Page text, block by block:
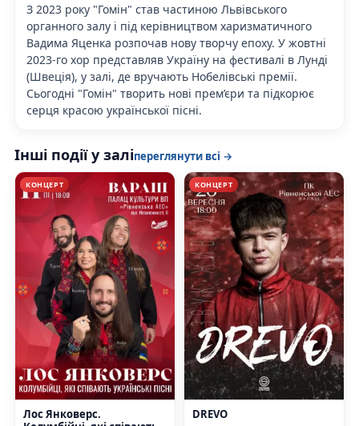
З 2023 року "Гомін" став частиною Львівського
органного залу і під керівництвом харизматичного
Вадима Яценка розпочав нову творчу епоху. У жовтні
2023-го хор представляв Україну на фестивалі в Лунді
(Швеція), у залі, де вручають Нобелівські премії.
Сьогодні "Гомін" творить нові прем’єри та підкорює
серця красою української пісні.
Інші події у заліпереглянути всі →
КОНЦЕРТ
Лос Янковерс.
КОНЦЕРТ
DREVO